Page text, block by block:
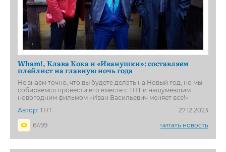
Wham!, Клава Кока и «Иванушки»: составляем
плейлист на главную ночь года
Не знаем точно, что вы будете делать на Новый год, но мы
собираемся провести его вместе с ТНТ и нашумевшим
новогодним фильмом «Иван Васильевич меняет все!»
Автор: ТНТ
27.12.2023
6499
читать новость